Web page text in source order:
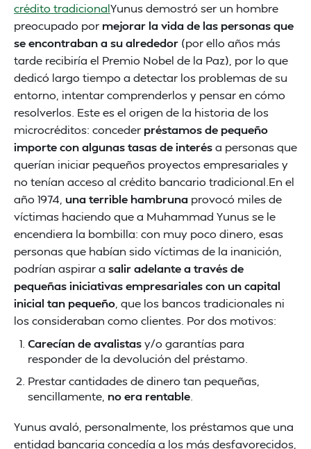
crédito tradicionalYunus demostró ser un hombre
preocupado por mejorar la vida de las personas que
se encontraban a su alrededor (por ello años más
tarde recibiría el Premio Nobel de la Paz), por lo que
dedicó largo tiempo a detectar los problemas de su
entorno, intentar comprenderlos y pensar en cómo
resolverlos. Este es el origen de la historia de los
microcréditos: conceder préstamos de pequeño
importe con algunas tasas de interésa personas que
querían iniciar pequeños proyectos empresariales y
no tenían acceso al crédito bancario tradicional.En el
año 1974, una terrible hambruna provocó miles de
víctimas haciendo que a Muhammad Yunus se le
encendiera la bombilla: con muy poco dinero, esas
personas que habían sido víctimas de la inanición,
podrían aspirar a salir adelante a través de
pequeñas iniciativas empresariales con un capital
inicial tan pequeño, que los bancos tradicionales ni
los consideraban como clientes. Por dos motivos:
Carecían de avalistasy/o garantías para
responder de la devolución del préstamo.
Prestar cantidades de dinero tan pequeñas,
sencillamente, no era rentable.
Yunus avaló, personalmente, los préstamos que una
entidad bancaria concedía a los más desfavorecidos,